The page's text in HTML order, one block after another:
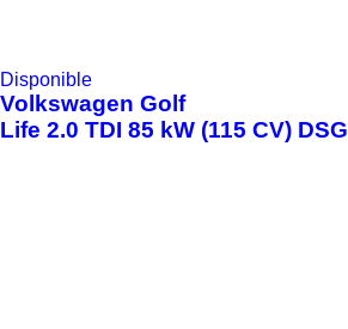
Disponible
Volkswagen Golf
Life 2.0 TDI 85 kW (115 CV) DSG